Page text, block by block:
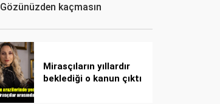
Gözünüzden kaçmasın
Mirasçıların yıllardır
beklediği o kanun çıktı